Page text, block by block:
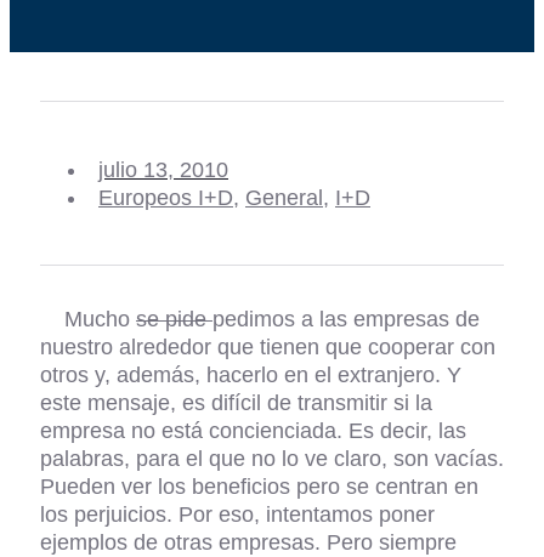
julio 13, 2010
Europeos I+D, General , I+D
Mucho se pidepedimos a las empresas de
nuestro alrededor que tienen que cooperar con
otros y, además, hacerlo en el extranjero. Y
este mensaje, es difícil de transmitir si la
empresa no está concienciada. Es decir, las
palabras, para el que no lo ve claro, son vacías.
Pueden ver los beneficios pero se centran en
los perjuicios. Por eso, intentamos poner
ejemplos de otras empresas. Pero siempre